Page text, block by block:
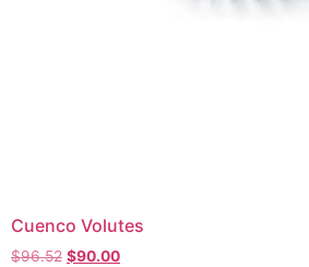
Cuenco Volutes
$96.52 $90.00